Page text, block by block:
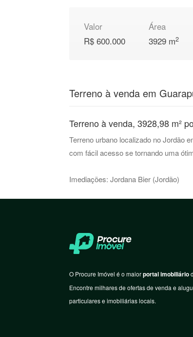
Valor
R$ 600.000
Área
3929 m2
Terreno à venda em
Terreno à venda, 3928,98 m²
Terreno urbano localizado no Jordão
com fácil acesso se tornando uma
Imediações: Jordana Bier (Jordão)
O Procure Imóvel é o maiorportal imobiliário
Encontre milhares de ofertas de venda e
particulares e imobiliárias locais.